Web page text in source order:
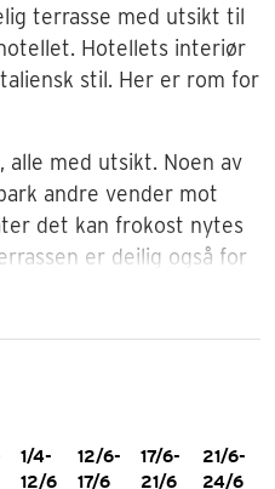
terrasse med utsikt til
Hotellets interiør
stil. Her er rom for
alle med utsikt. Noen av
andre vender mot
det kan frokost nytes
er deilig også for
på ettermiddagen.
ser bl.a. den
Duomo veldig godt.
Firenze:Reisetips Firenze
1/4-
12/6
12/6-
17/6
17/6-
21/6
21/6-
24/6